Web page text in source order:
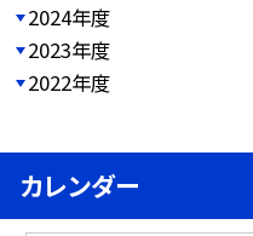
2024年度
2023年度
2022年度
カレンダー